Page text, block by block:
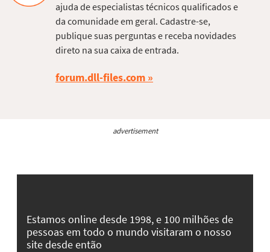
ajuda de especialistas técnicos qualificados e
da comunidade em geral. Cadastre-se,
publique suas perguntas e receba novidades
direto na sua caixa de entrada.
forum.dll-files.com
advertisement
Estamos online desde 1998, e 100 milhões de
pessoas em todo o mundo visitaram o nosso
site desde então